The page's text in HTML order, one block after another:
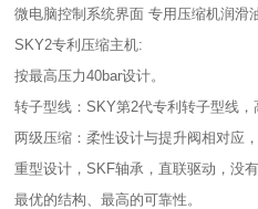
微电脑控制系统界面 专用压缩机润滑
SKY2专利压缩主机:
按最高压力40bar设计。
转子型线：SKY第2代专利转子型线，
两级压缩：柔性设计与提升阀相对应
重型设计，SKF轴承，直联驱动，没有
最优的结构、最高的可靠性。